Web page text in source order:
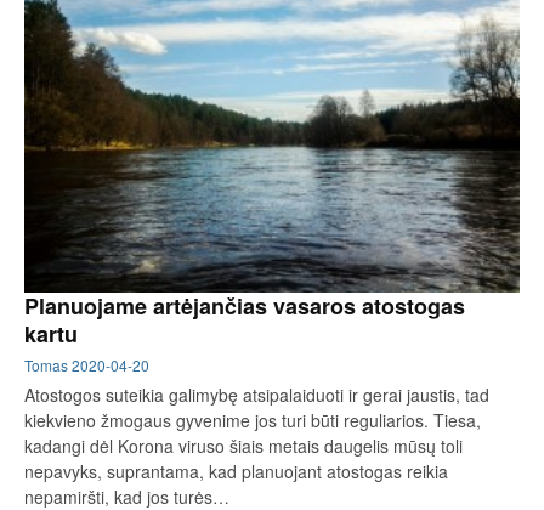
Planuojame artėjančias vasaros atostogas
kartu
Tomas2020-04-20
Atostogos suteikia galimybę atsipalaiduoti ir gerai jaustis, tad
kiekvieno žmogaus gyvenime jos turi būti reguliarios. Tiesa,
kadangi dėl Korona viruso šiais metais daugelis mūsų toli
nepavyks, suprantama, kad planuojant atostogas reikia
nepamiršti, kad jos turės…